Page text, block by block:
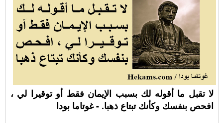
لا تقبل ما أقوله لك بسبب الإيمان فقط أو توقيرا لي ،
افحص بنفسك وكأنك تبتاع ذهبا. - غوتاما بودا